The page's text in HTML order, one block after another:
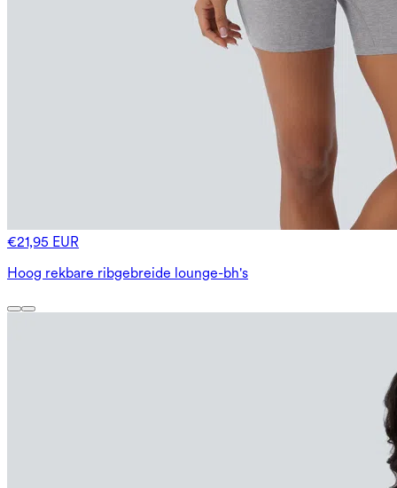
€21,95 EUR
Hoog rekbare ribgebreide lounge-bh's